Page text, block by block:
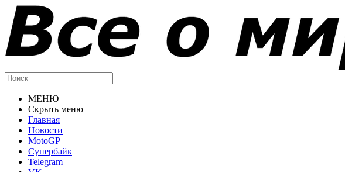
МЕНЮ
Скрыть меню
Главная
Новости
MotoGP
Супербайк
Telegram